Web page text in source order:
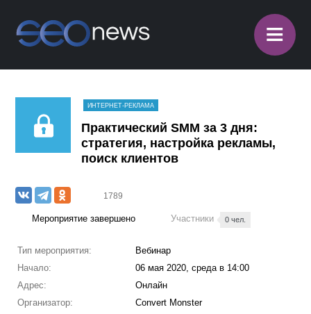
≡
ИНТЕРНЕТ-РЕКЛАМА
Практический SMM за 3 дня:
стратегия, настройка рекламы,
поиск клиентов
1789
Мероприятие завершено Участники 0 чел.
Тип мероприятия:
Вебинар
Начало:
06 мая 2020, среда в 14:00
Адрес:
Онлайн
Организатор:
Convert Monster